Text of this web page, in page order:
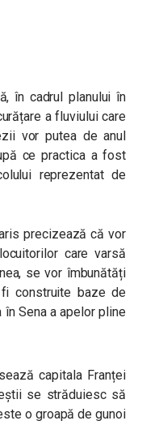
în cadrul planului în
a fluviului care
vor putea de anul
ce practica a fost
reprezentat de
precizează că vor
care varsă
se vor îmbunătăți
construite baze de
Sena a apelor pline
capitala Franței
se străduiesc să
o groapă de gunoi